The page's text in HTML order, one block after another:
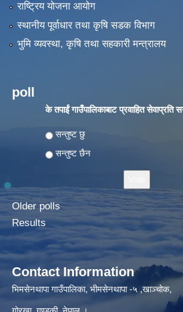
राष्ट्रिय योजना आयोग
स्थानीय पूर्वाधार तथा कृषि सडक विभाग
भुमि व्यवस्था, कृषि तथा सहकारी मन्त्रालय
poll
के तपाईं गाउँपालिकाबाट प्रवाहित सेवाप्रति
Choices
सन्तुष्ट छु
सन्तुष्ट छैन
Older polls
Results
Contact Information
भिमसेनथापा गाउँपालिका, भीमसेनथापा -५ ,खाञ्चोक,